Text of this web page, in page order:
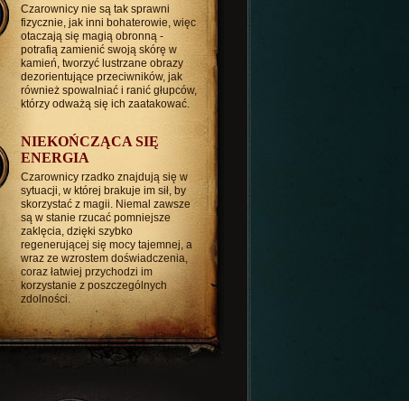
Czarownicy nie są tak sprawni
fizycznie, jak inni bohaterowie, więc
otaczają się magią obronną -
potrafią zamienić swoją skórę w
kamień, tworzyć lustrzane obrazy
dezorientujące przeciwników, jak
również spowalniać i ranić głupców,
którzy odważą się ich zaatakować.
NIEKOŃCZĄCA SIĘ
ENERGIA
Czarownicy rzadko znajdują się w
sytuacji, w której brakuje im sił, by
skorzystać z magii. Niemal zawsze
są w stanie rzucać pomniejsze
zaklęcia, dzięki szybko
regenerującej się mocy tajemnej, a
wraz ze wzrostem doświadczenia,
coraz łatwiej przychodzi im
korzystanie z poszczególnych
zdolności.